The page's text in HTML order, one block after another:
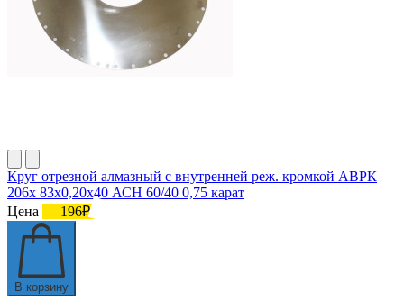
Круг отрезной алмазный с внутренней реж. кромкой АВРК
206х 83х0,20х40 АСН 60/40 0,75 карат
Цена
196₽
В корзину